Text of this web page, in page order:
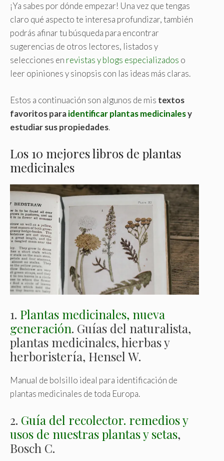
¡Ya sabes por dónde empezar! Una vez que tengas
claro qué aspecto te interesa profundizar, también
podrás afinar tu búsqueda para encontrar
sugerencias de otros lectores, listados y
selecciones en revistas y blogs especializados o
leer opiniones y sinopsis con las ideas más claras.
Estos a continuación son algunos de mis textos
favoritos paraidentificar plantas medicinalesy
estudiar sus propiedades.
Los 10 mejores libros de plantas
medicinales
1. Plantas medicinales, nueva
generación. Guías del naturalista,
plantas medicinales, hierbas y
herboristería, Hensel W.
Manual de bolsillo ideal para identificación de
plantas medicinales de toda Europa.
2. Guía del recolector. remedios y
usos de nuestras plantas y setas,
Bosch C.